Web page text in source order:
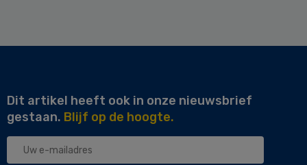
Dit artikel heeft ook in onze nieuwsbrief
gestaan. Blijf op de hoogte.
Uw